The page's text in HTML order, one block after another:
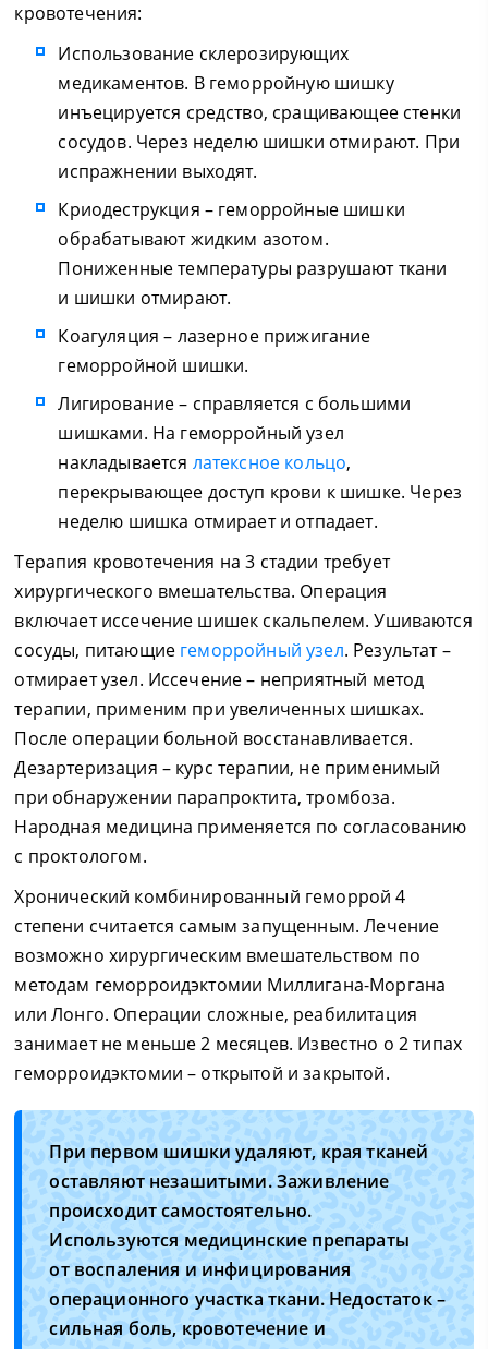
кровотечения:
Использование склерозирующих
медикаментов. В геморройную шишку
инъецируется средство, сращивающее стенки
сосудов. Через неделю шишки отмирают. При
испражнении выходят.
Криодеструкция – геморройные шишки
обрабатывают жидким азотом.
Пониженные температуры разрушают ткани
и шишки отмирают.
Коагуляция – лазерное прижигание
геморройной шишки.
Лигирование – справляется с большими
шишками. На геморройный узел
накладывается латексное кольцо,
перекрывающее доступ крови к шишке. Через
неделю шишка отмирает и отпадает.
Терапия кровотечения на 3 стадии требует
хирургического вмешательства. Операция
включает иссечение шишек скальпелем. Ушиваются
сосуды, питающие геморройный узел. Результат –
отмирает узел. Иссечение – неприятный метод
терапии, применим при увеличенных шишках.
После операции больной восстанавливается.
Дезартеризация – курс терапии, не применимый
при обнаружении парапроктита, тромбоза.
Народная медицина применяется по согласованию
с проктологом.
Хронический комбинированный геморрой 4
степени считается самым запущенным. Лечение
возможно хирургическим вмешательством по
методам геморроидэктомии Миллигана-Моргана
или Лонго. Операции сложные, реабилитация
занимает не меньше 2 месяцев. Известно о 2 типах
геморроидэктомии – открытой и закрытой.
При первом шишки удаляют, края тканей
оставляют незашитыми. Заживление
происходит самостоятельно.
Используются медицинские препараты
от воспаления и инфицирования
операционного участка ткани. Недостаток –
сильная боль, кровотечение и